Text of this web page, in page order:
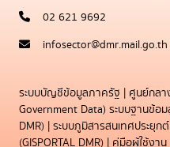
02 621 9692
infosector@dmr.mail.go.th
ระบบบัญชีข้อมูลภาครัฐ | ศูนย์กลา
Government Data) ระบบฐานข้อ
DMR) | ระบบภูมิสารสนเทศประยุ
(GISPORTAL DMR) | คู่มือผู้ใช้งาน